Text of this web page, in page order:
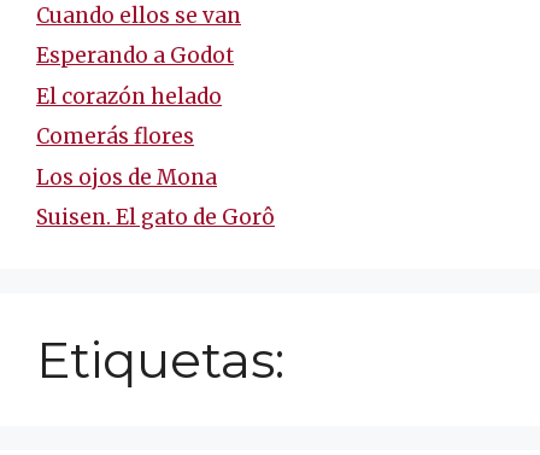
Cuando ellos se van
Esperando a Godot
El corazón helado
Comerás flores
Los ojos de Mona
Suisen. El gato de Gorô
Etiquetas: